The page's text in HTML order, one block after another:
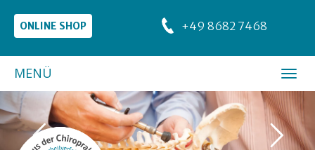
ONLINE SHOP +49 8682 7468
MENÜ